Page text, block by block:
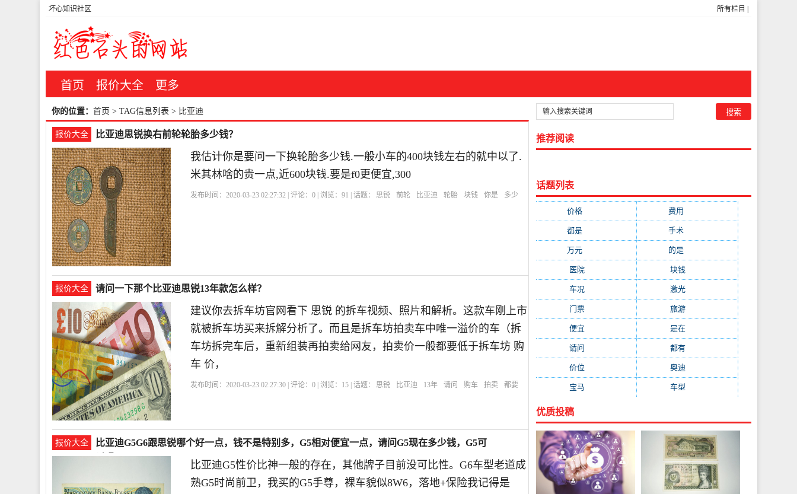
所有栏目
坏心知识社区
首页 报价大全 更多
你的位置： 首页 > TAG信息列表 > 比亚迪
报价大全 比亚迪思锐换右前轮轮胎多少钱？
我估计你是要问一下换轮胎多少钱.一般小车的400块钱左右的就中以了.
米其林啥的贵一点,近600块钱.要是f0更便宜,300
发布时间：2020-03-23 02:27:32 | 评论：0 | 浏览：91 | 话题： 思锐 前轮 比亚迪 轮胎 块钱 你是
多少
报价大全 请问一下那个比亚迪思锐13年款怎么样？
建议你去拆车坊官网看下 思锐 的拆车视频、照片和解析。这款车刚上市
就被拆车坊买来拆解分析了。而且是拆车坊拍卖车中唯一溢价的车（拆
车坊拆完车后，重新组装再拍卖给网友，拍卖价一般都要低于拆车坊 购
车 价，
发布时间：2020-03-23 02:27:30 | 评论：0 | 浏览： 15 | 话题： 思锐 比亚迪 13年 请问 购车 拍卖 都要
报价大全
比亚迪G5G6跟思锐哪个好一点，钱不是特别多，G5相对便宜一点，请问G5现在多少钱，G5可
以吗？
比亚迪G5性价比神一般的存在，其他牌子目前没可比性。G6车型老道成
熟G5时尚前卫，我买的G5手尊，裸车貌似8W6，落地+保险我记得是
推荐阅读
话题列表
价格 费用
都是 手术(1536)
万元 的是(1059)
医院(647) 块钱
车况(582) 激光
门票(564) 旅游
便宜 是在
请问 都有
价位 奥迪
宝马 车型
优质投稿